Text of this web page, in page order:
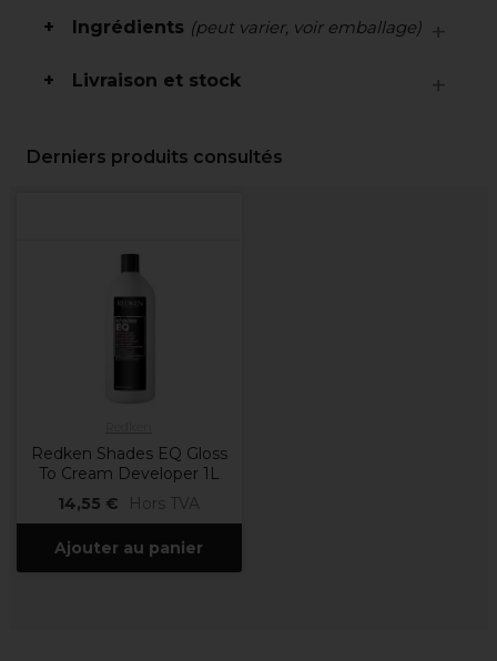
Ingrédients (peut varier, voir emballage)
Livraison et stock
Derniers produits consultés
Redken Shades EQ Gloss
To Cream Developer 1L
14,55 €
Hors TVA
Ajouter au panier